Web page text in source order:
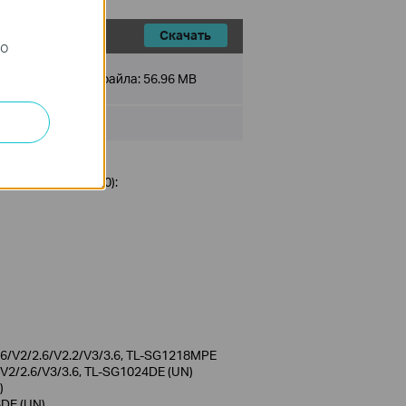
Скачать
Размер файла: 56.96 MB
версией 1.3.13.0):
V2/2.6/V2.2/V3/3.6, TL-SG1218MPE
2.6/V3/3.6, TL-SG1024DE (UN)